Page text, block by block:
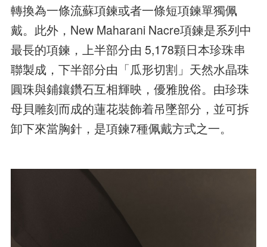
轉換為一條流蘇項鍊或者一條短項鍊單獨佩
戴。此外，New Maharani Nacre項鍊是系列中
最長的項鍊，上半部分由 5,178顆日本珍珠串
聯製成，下半部分由「瓜形切割」天然水晶珠
圓珠與鋪鑲鑽石互相輝映，優雅脫俗。由珍珠
母貝雕刻而成的蓮花裝飾着吊墜部分，並可拆
卸下來當胸針，是項鍊7種佩戴方式之一。